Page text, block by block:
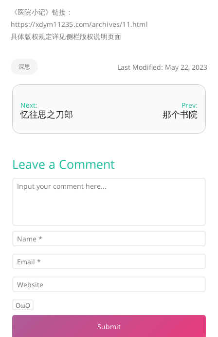
《医院小记》链接：
https://xdym11235.com/archives/11.html
具体版权规定详见侧栏版权说明页面
深思 Last Modified: May 22, 2023
Next:
忆往思之刀郎
Prev:
那个书院
Leave a Comment
OωO